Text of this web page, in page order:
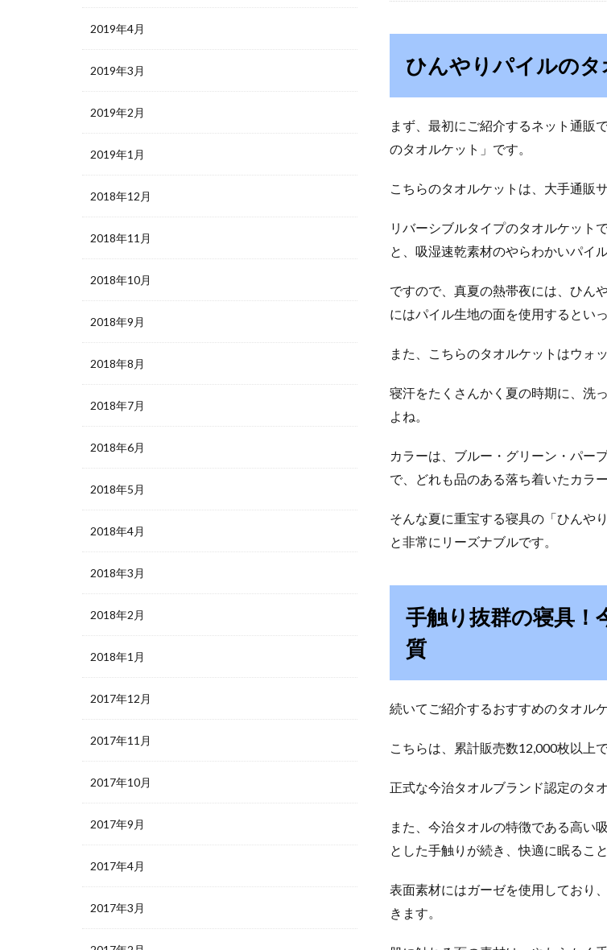
ひんやりパイルのタ
まず、最初にご紹介するネット通販
のタオルケット」です。
こちらのタオルケットは、大手通販
リバーシブルタイプのタオルケット
と、吸湿速乾素材のやらわかいパイ
ですので、真夏の熱帯夜には、ひん
にはパイル生地の面を使用するとい
また、こちらのタオルケットはウォ
寝汗をたくさんかく夏の時期に、洗
よね。
カラーは、ブルー・グリーン・パー
で、どれも品のある落ち着いたカラ
そんな夏に重宝する寝具の「ひんや
と非常にリーズナブルです。
手触り抜群の寝具！
質
続いてご紹介するおすすめのタオル
こちらは、累計販売数12,000枚以上
正式な今治タオルブランド認定のタ
また、今治タオルの特徴である高い
とした手触りが続き、快適に眠るこ
表面素材にはガーゼを使用しており
きます。
2019年4月
2019年3月
2019年2月
2019年1月
2018年12月
2018年11月
2018年10月
2018年9月
2018年8月
2018年7月
2018年6月
2018年5月
2018年4月
2018年3月
2018年2月
2018年1月
2017年12月
2017年11月
2017年10月
2017年9月
2017年4月
2017年3月